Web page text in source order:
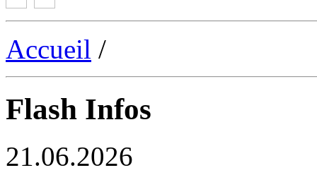
Accueil /
Flash Infos
21.06.2026